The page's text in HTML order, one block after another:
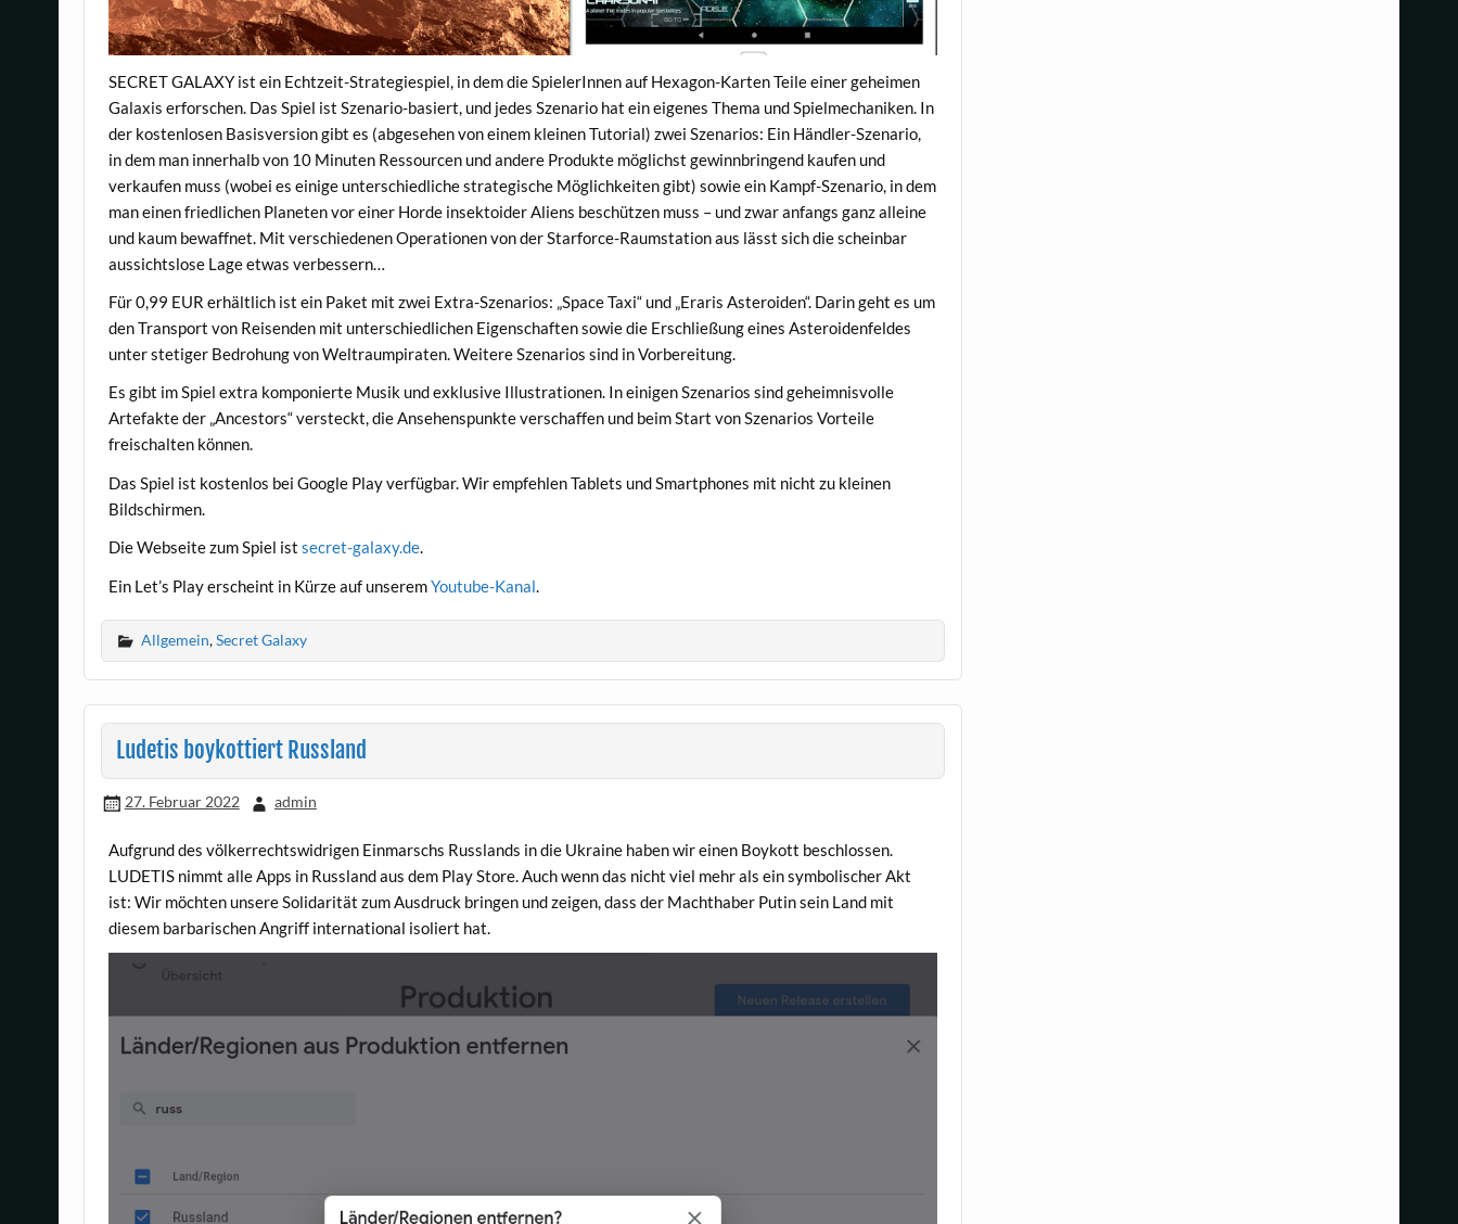
SECRET GALAXY ist ein Echtzeit-Strategiespiel, in dem die SpielerInnen auf Hexagon-Karten Teile einer geheimen
Galaxis erforschen. Das Spiel ist Szenario-basiert, und jedes Szenario hat ein eigenes Thema und Spielmechaniken. In
der kostenlosen Basisversion gibt es (abgesehen von einem kleinen Tutorial) zwei Szenarios: Ein Händler-Szenario,
in dem man innerhalb von 10 Minuten Ressourcen und andere Produkte möglichst gewinnbringend kaufen und
verkaufen muss (wobei es einige unterschiedliche strategische Möglichkeiten gibt) sowie ein Kampf-Szenario, in dem
man einen friedlichen Planeten vor einer Horde insektoider Aliens beschützen muss – und zwar anfangs ganz alleine
und kaum bewaffnet. Mit verschiedenen Operationen von der Starforce-Raumstation aus lässt sich die scheinbar
aussichtslose Lage etwas verbessern…
Für 0,99 EUR erhältlich ist ein Paket mit zwei Extra-Szenarios: „Space Taxi“ und „Eraris Asteroiden“. Darin geht es um
den Transport von Reisenden mit unterschiedlichen Eigenschaften sowie die Erschließung eines Asteroidenfeldes
unter stetiger Bedrohung von Weltraumpiraten. Weitere Szenarios sind in Vorbereitung.
Es gibt im Spiel extra komponierte Musik und exklusive Illustrationen. In einigen Szenarios sind geheimnisvolle
Artefakte der „Ancestors“ versteckt, die Ansehenspunkte verschaffen und beim Start von Szenarios Vorteile
freischalten können.
Das Spiel ist kostenlos bei Google Play verfügbar. Wir empfehlen Tablets und Smartphones mit nicht zu kleinen
Bildschirmen.
Die Webseite zum Spiel istsecret-galaxy.de.
Ein Let’s Play erscheint in Kürze auf unseremYoutube-Kanal.
Allgemein,Secret Galaxy
Ludetis boykottiert Russland
27. Februar 2022 admin
Aufgrund des völkerrechtswidrigen Einmarschs Russlands in die Ukraine haben wir einen Boykott beschlossen.
LUDETIS nimmt alle Apps in Russland aus dem Play Store. Auch wenn das nicht viel mehr als ein symbolischer Akt
ist: Wir möchten unsere Solidarität zum Ausdruck bringen und zeigen, dass der Machthaber Putin sein Land mit
diesem barbarischen Angriff international isoliert hat.